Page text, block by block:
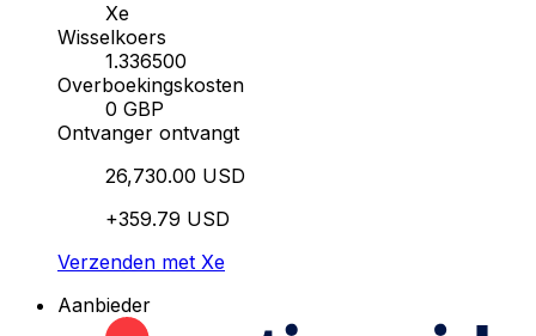
Xe
Wisselkoers
1.336500
Overboekingskosten
0 GBP
Ontvanger ontvangt
26,730.00 USD
+359.79 USD
Verzenden met Xe
Aanbieder